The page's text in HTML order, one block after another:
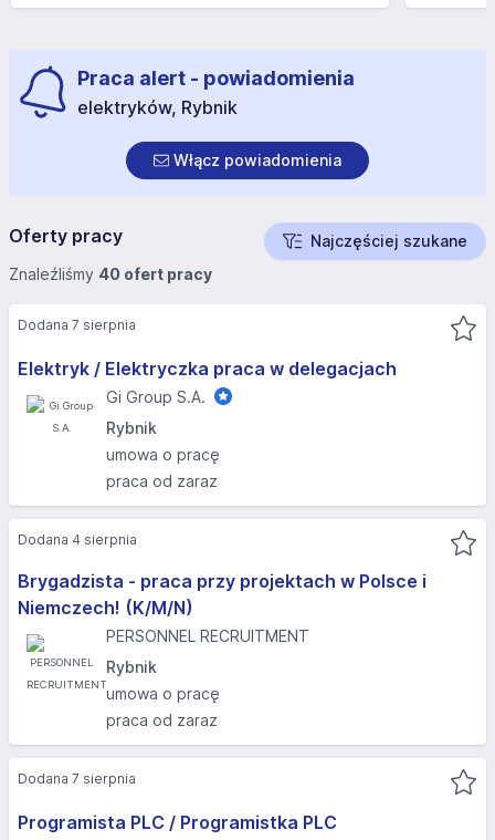
Praca alert - powiadomienia
elektryków, Rybnik
Włącz powiadomienia
Oferty pracy
Najczęściej szukane
Znaleźliśmy 40 ofert pracy
Elektryk / Elektryczka praca w delegacjach
Gi Group S.A.
Rybnik
umowa o pracę
praca od zaraz
Dodana 7 sierpnia
Brygadzista - praca przy projektach w Polsce i
Niemczech! (K/M/N)
PERSONNEL RECRUITMENT
Rybnik
umowa o pracę
praca od zaraz
Dodana 4 sierpnia
Programista PLC / Programistka PLC
Dodana 7 sierpnia